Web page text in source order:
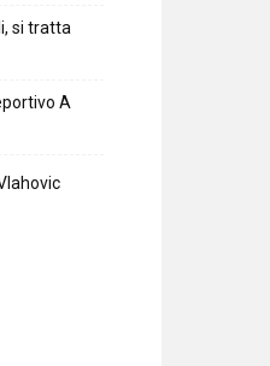
si tratta
A